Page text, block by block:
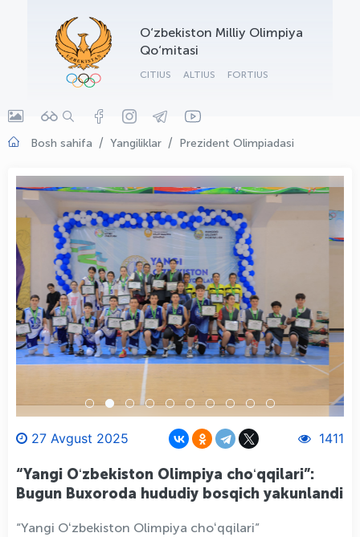
O‘zbekiston Milliy Olimpiya
Qo‘mitasi
CITIUS ALTIUS FORTIUS
Bosh sahifa Yangiliklar Prezident Olimpiadasi
27 Avgust 2025 1411
“Yangi Oʻzbekiston Olimpiya choʻqqilari”:
Bugun Buxoroda hududiy bosqich yakunlandi
“Yangi Oʻzbekiston Olimpiya choʻqqilari”
OLYMPCHIK AI - yordamchi
Onlayn · olympic.uz